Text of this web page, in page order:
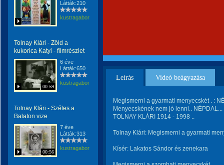
Látták:210
kustragabor
Tolnay Klári - Zöld a
kukorica Katyi - filmrészlet
00:59
6 éve
Látták:650
kustragabor
Tolnay Klári - Széles a
Balaton vize
00:56
7 éve
Látták:313
kustragabor
Leírás Videó beágyazása
Megismerni a gyarmati menyecskét . :
Menyecskének nem jó lenni.. NÉPDAL...
TOLNAY KLÁRI 1914 - 1998 ..
Tolnay Klári: Megismerni a gyarmati
Kísér: Lakatos Sándor és zenekara